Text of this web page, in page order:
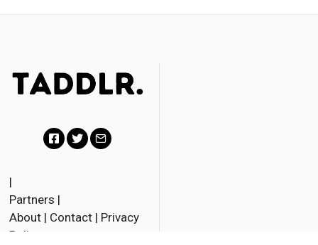
c
e
t
i
|
Partners |
About | Contact | Privacy
Policy